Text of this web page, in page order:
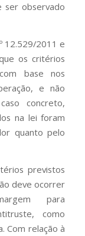
ser observado
12.529/2011 e
os critérios
base nos
e não
concreto,
na lei foram
quanto pelo
previstos
deve ocorrer
para
como
Com relação à